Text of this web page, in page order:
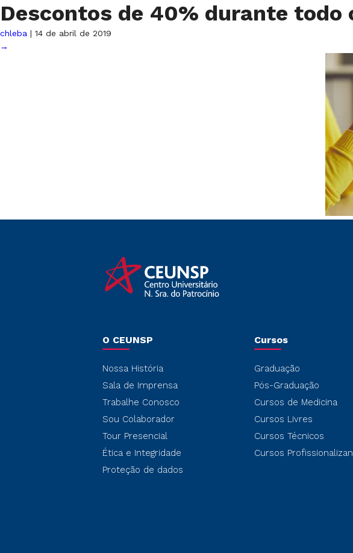
Descontos de 40% durante todo
chleba | 14 de abril de 2019
→
O CEUNSP
Nossa História
Sala de Imprensa
Trabalhe Conosco
Sou Colaborador
Tour Presencial
Ética e Integridade
Proteção de dados
Cursos
Graduação
Pós-Graduação
Cursos de Medicina
Cursos Livres
Cursos Técnicos
Cursos